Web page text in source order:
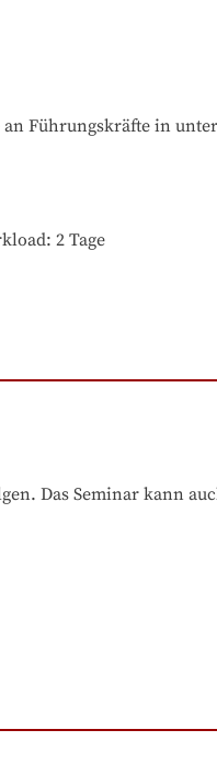
Führungskräfte in
: 2 Tage
Das Seminar kann